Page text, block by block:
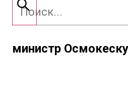
министр Осмокеску